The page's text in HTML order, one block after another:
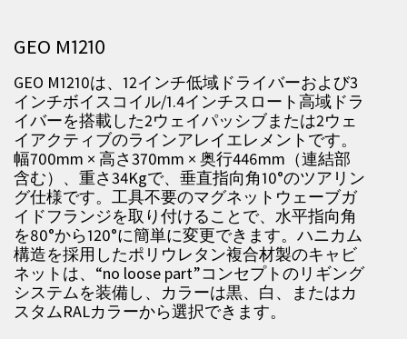
GEO M1210
GEO M1210は、12インチ低域ドライバーおよび3
インチボイスコイル/1.4インチスロート高域ドラ
イバーを搭載した2ウェイパッシブまたは2ウェ
イアクティブのラインアレイエレメントです。
幅700mm × 高さ370mm × 奥行446mm（連結部
含む）、重さ34Kgで、垂直指向角10°のツアリン
グ仕様です。工具不要のマグネットウェーブガ
イドフランジを取り付けることで、水平指向角
を80°から120°に簡単に変更できます。ハニカム
構造を採用したポリウレタン複合材製のキャビ
ネットは、“no loose part”コンセプトのリギング
システムを装備し、カラーは黒、白、またはカ
スタムRALカラーから選択できます。